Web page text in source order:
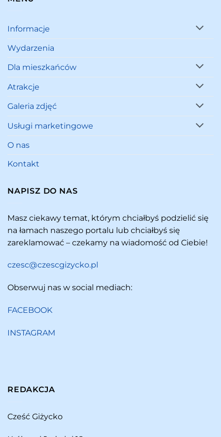
Informacje
Wydarzenia
Dla mieszkańców
Atrakcje
Galeria zdjęć
Usługi marketingowe
O nas
Kontakt
NAPISZ DO NAS
Masz ciekawy temat, którym chciałbyś podzielić się
na łamach naszego portalu lub chciałbyś się
zareklamować – czekamy na wiadomość od Ciebie!
czesc@czescgizycko.pl
Obserwuj nas w social mediach:
FACEBOOK
INSTAGRAM
REDAKCJA
Cześć Giżycko